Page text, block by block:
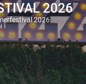
2026
2026